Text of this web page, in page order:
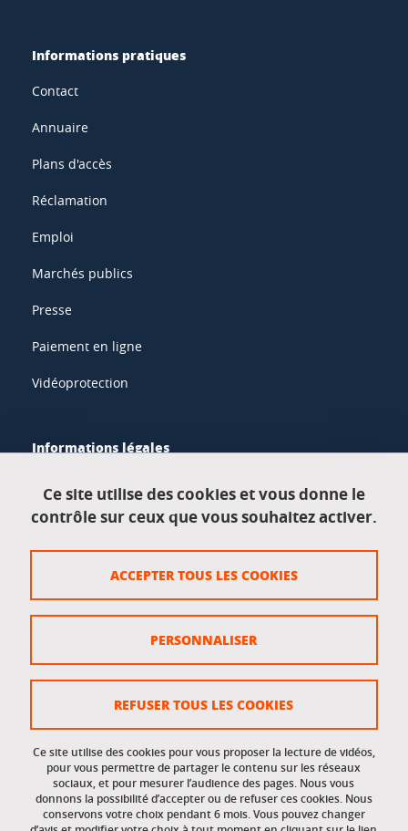
Informations pratiques
Contact
Annuaire
Plans d'accès
Réclamation
Emploi
Marchés publics
Presse
Paiement en ligne
Vidéoprotection
Informations légales
Données personnelles
Crédits
Gestion des cookies
Accessibilité : non conforme
Accès réservés
Intranet des étudiants et des personnels
Ce site utilise des cookies et vous donne le
contrôle sur ceux que vous souhaitez activer.
Ce site utilise des cookies pour vous proposer la lecture de vidéos,
pour vous permettre de partager le contenu sur les réseaux
sociaux, et pour mesurer l’audience des pages. Nous vous
donnons la possibilité d’accepter ou de refuser ces cookies. Nous
conservons votre choix pendant 6 mois. Vous pouvez changer
ACCEPTER TOUS LES COOKIES
REFUSER TOUS LES COOKIES
PERSONNALISER